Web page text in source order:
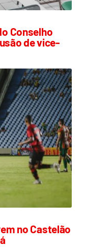
Conselho
de vice-
no Castelão